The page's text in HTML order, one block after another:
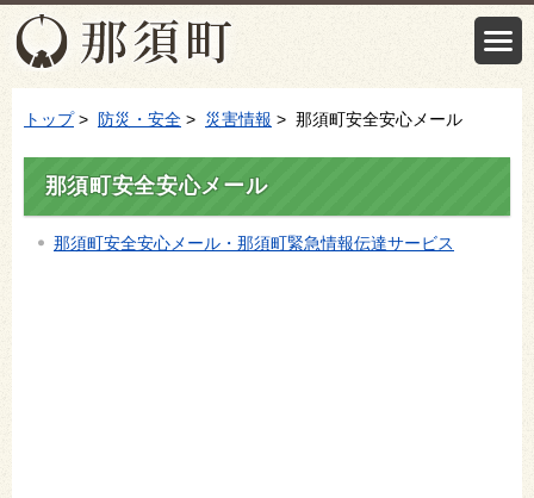
トップ> 防災・安全 > 災害情報 > 那須町安全安心メール
那須町安全安心メール
那須町安全安心メール・那須町緊急情報伝達サービス